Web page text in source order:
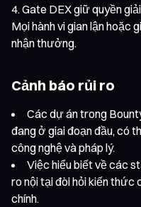
Gate DEX giữ quyền
Mọi hành vi gian lận hoặc
nhận thưởng.
Cảnh báo rủi ro
Các dự án trong
đang ở giai đoạn đầu, có
công nghệ và pháp lý.
Việc hiểu biết về các
ro nội tại đòi hỏi kiến thức
chính.